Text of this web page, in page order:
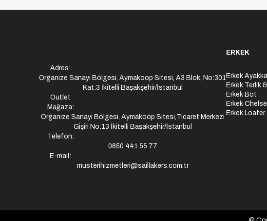
Adres:
Organize Sanayi Bölgesi, Aymakoop Sitesi, A3 Blok, No:301
Kat:3 İkitelli Başakşehir/İstanbul
Outlet
Mağaza:
Organize Sanayi Bölgesi, Aymakoop Sitesi,Ticaret Merkezi
Gişiri No:13 İkitelli Başakşehir/İstanbul
Telefon:
0850 441 55 77
E-mail:
musterihizmetleri@saillakers.com.tr
ERKEK
Erkek
Erkek Terlik
Erkek Bot
Erkek
Erkek Loafer